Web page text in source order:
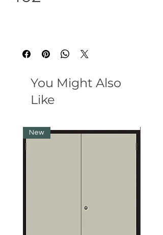
You Might Also
Like
New